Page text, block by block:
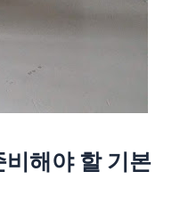
해야 할 기본